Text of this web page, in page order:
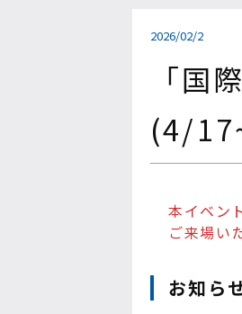
2026/02/2
「国
(4/
本イベン
ご来場い
お知ら